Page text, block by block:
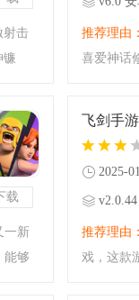
射击
镰
体验
推荐理由：
喜爱神话
热衷射
载
一新
能够
飞剑手
2025-
推荐理由：
戏，这款